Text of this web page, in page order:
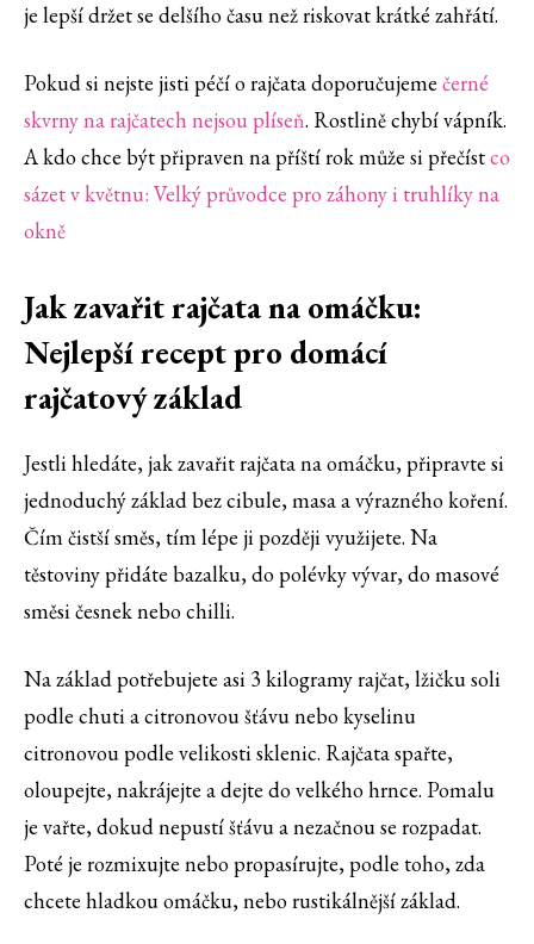
je lepší držet se delšího času než riskovat krátké zahřátí.
Pokud si nejste jisti péčí o rajčata doporučujeme černé
skvrny na rajčatech nejsou plíseň. Rostlině chybí vápník.
A kdo chce být připraven na příští rok může si přečístco
sázet v květnu: Velký průvodce pro záhony i truhlíky na
okně
Jak zavařit rajčata na omáčku:
Nejlepší recept pro domácí
rajčatový základ
Jestli hledáte, jak zavařit rajčata na omáčku, připravte si
jednoduchý základ bez cibule, masa a výrazného koření.
Čím čistší směs, tím lépe ji později využijete. Na
těstoviny přidáte bazalku, do polévky vývar, do masové
směsi česnek nebo chilli.
Na základ potřebujete asi 3 kilogramy rajčat, lžičku soli
podle chuti a citronovou šťávu nebo kyselinu
citronovou podle velikosti sklenic. Rajčata spařte,
oloupejte, nakrájejte a dejte do velkého hrnce. Pomalu
je vařte, dokud nepustí šťávu a nezačnou se rozpadat.
Poté je rozmixujte nebo propasírujte, podle toho, zda
chcete hladkou omáčku, nebo rustikálnější základ.